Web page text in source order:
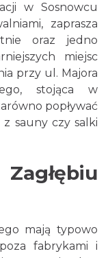
w Sosnowcu
zaprasza
oraz jedno
miejsc
przy ul. Majora
stojąca w
popływać
sauny czy salki
mają typowo
fabrykami i